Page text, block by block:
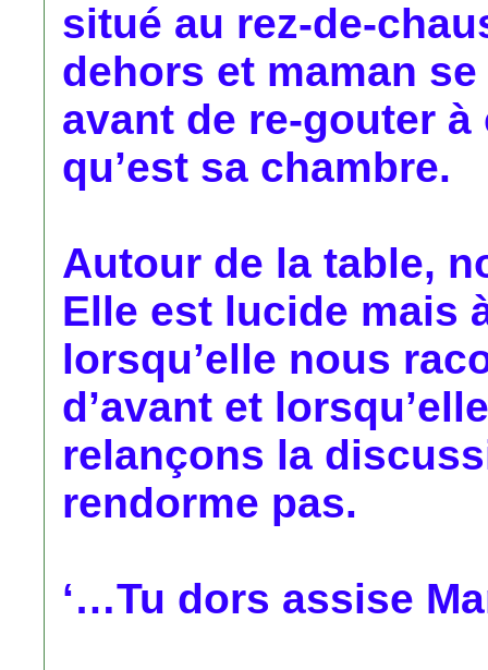
situé au rez-de-
dehors et maman
avant de re-gouter
qu’est sa chambre.
Autour de la table,
Elle est lucide mais
lorsqu’elle nous
d’avant et
relançons la
rendorme pas.
‘…Tu dors assise